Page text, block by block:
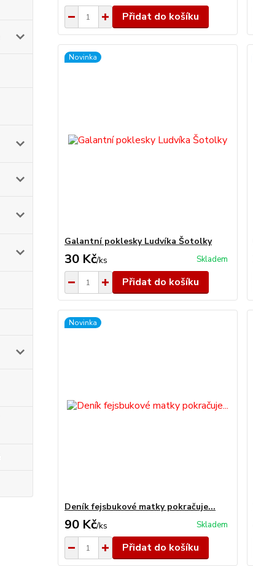
Přidat do košíku
Novinka
Galantní poklesky Ludvíka Šotolky
30 Kč/ks Skladem
Přidat do košíku
Novinka
Deník fejsbukové matky pokračuje...
90 Kč/ks Skladem
Přidat do košíku